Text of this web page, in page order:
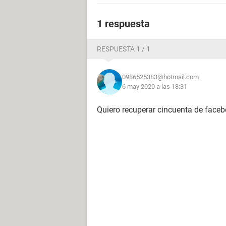
1 respuesta
RESPUESTA 1 / 1
0986525383@hotmail.com
6 may 2020 a las 18:31
Quiero recuperar cincuenta de